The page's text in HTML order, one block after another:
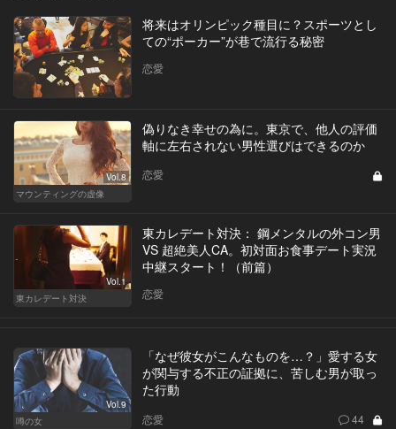
将来はオリンピック種目に？スポーツとし
ての“ポーカー”が巷で流行る秘密
恋愛
Vol.8
マウンティングの虚像
偽りなき幸せの為に。東京で、他人の評価
軸に左右されない男性選びはできるのか
恋愛
Vol.1
東カレデート対決
東カレデート対決： 鋼メンタルの外コン男
VS 超絶美人CA。初対面お食事デート実況
中継スタート！（前篇）
恋愛
Vol.9
噂の女
「なぜ彼女がこんなものを…？」愛する女
が関与する不正の証拠に、苦しむ男が取っ
た行動
恋愛 44